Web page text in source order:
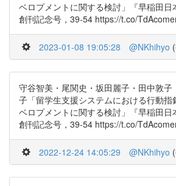
ベロプメントに関する検討」『早稲田日
創刊記念号，39-54 https://t.co/
2023-01-08 19:05:28 @NKhihyo (
守谷智美・尾関史・坂田麗子・田中敦
子「留学生支援システムにおける行動指
ベロプメントに関する検討」『早稲田日
創刊記念号，39-54 https://t.co/
2022-12-24 14:05:29 @NKhihyo (